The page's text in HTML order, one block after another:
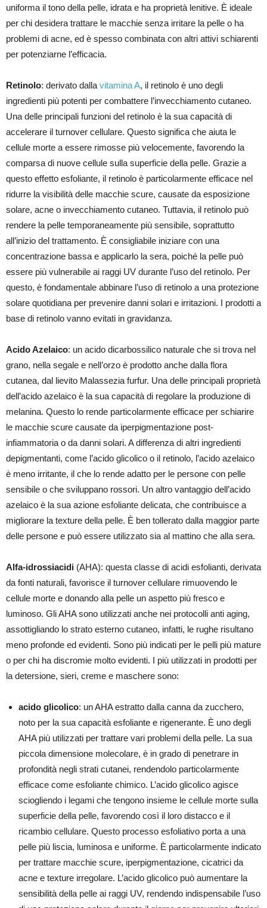
uniforma il tono della pelle, idrata e ha proprietà lenitive. È ideale
per chi desidera trattare le macchie senza irritare la pelle o ha
problemi di acne, ed è spesso combinata con altri attivi schiarenti
per potenziarne l’efficacia.
Retinolo: derivato dalla vitamina A, il retinolo è uno degli
ingredienti più potenti per combattere l’invecchiamento cutaneo.
Una delle principali funzioni del retinolo è la sua capacità di
accelerare il turnover cellulare. Questo significa che aiuta le
cellule morte a essere rimosse più velocemente, favorendo la
comparsa di nuove cellule sulla superficie della pelle. Grazie a
questo effetto esfoliante, il retinolo è particolarmente efficace nel
ridurre la visibilità delle macchie scure, causate da esposizione
solare, acne o invecchiamento cutaneo. Tuttavia, il retinolo può
rendere la pelle temporaneamente più sensibile, soprattutto
all’inizio del trattamento. È consigliabile iniziare con una
concentrazione bassa e applicarlo la sera, poiché la pelle può
essere più vulnerabile ai raggi UV durante l’uso del retinolo. Per
questo, è fondamentale abbinare l’uso di retinolo a una protezione
solare quotidiana per prevenire danni solari e irritazioni. I prodotti a
base di retinolo vanno evitati in gravidanza.
Acido Azelaico: un acido dicarbossilico naturale che si trova nel
grano, nella segale e nell’orzo è prodotto anche dalla flora
cutanea, dal lievito Malassezia furfur. Una delle principali proprietà
dell’acido azelaico è la sua capacità di regolare la produzione di
melanina. Questo lo rende particolarmente efficace per schiarire
le macchie scure causate da iperpigmentazione post-
infiammatoria o da danni solari. A differenza di altri ingredienti
depigmentanti, come l’acido glicolico o il retinolo, l’acido azelaico
è meno irritante, il che lo rende adatto per le persone con pelle
sensibile o che sviluppano rossori. Un altro vantaggio dell’acido
azelaico è la sua azione esfoliante delicata, che contribuisce a
migliorare la texture della pelle. È ben tollerato dalla maggior parte
delle persone e può essere utilizzato sia al mattino che alla sera.
Alfa-idrossiacidi (AHA): questa classe di acidi esfolianti, derivata
da fonti naturali, favorisce il turnover cellulare rimuovendo le
cellule morte e donando alla pelle un aspetto più fresco e
luminoso. Gli AHA sono utilizzati anche nei protocolli anti aging,
assottigliando lo strato esterno cutaneo, infatti, le rughe risultano
meno profonde ed evidenti. Sono più indicati per le pelli più mature
o per chi ha discromie molto evidenti. I più utilizzati in prodotti per
la detersione, sieri, creme e maschere sono:
acido glicolico: un AHA estratto dalla canna da zucchero,
noto per la sua capacità esfoliante e rigenerante. È uno degli
AHA più utilizzati per trattare vari problemi della pelle. La sua
piccola dimensione molecolare, è in grado di penetrare in
profondità negli strati cutanei, rendendolo particolarmente
efficace come esfoliante chimico. L’acido glicolico agisce
sciogliendo i legami che tengono insieme le cellule morte sulla
superficie della pelle, favorendo così il loro distacco e il
ricambio cellulare. Questo processo esfoliativo porta a una
pelle più liscia, luminosa e uniforme. È particolarmente indicato
per trattare macchie scure, iperpigmentazione, cicatrici da
acne e texture irregolare. L’acido glicolico può aumentare la
sensibilità della pelle ai raggi UV, rendendo indispensabile l’uso